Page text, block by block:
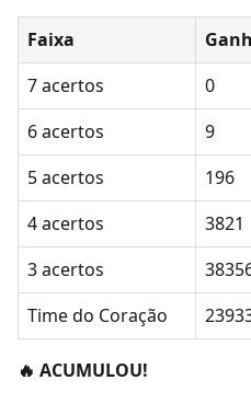
Faixa
7 acertos
0
6 acertos
9
5 acertos
196
4 acertos
3821
3 acertos
Time do Coração
🔥 ACUMULOU!